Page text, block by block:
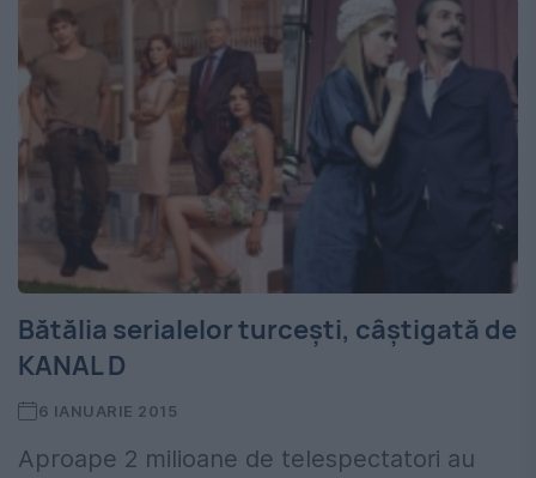
Bătălia serialelor turcești, câștigată de
KANAL D
6 IANUARIE 2015
Aproape 2 milioane de telespectatori au